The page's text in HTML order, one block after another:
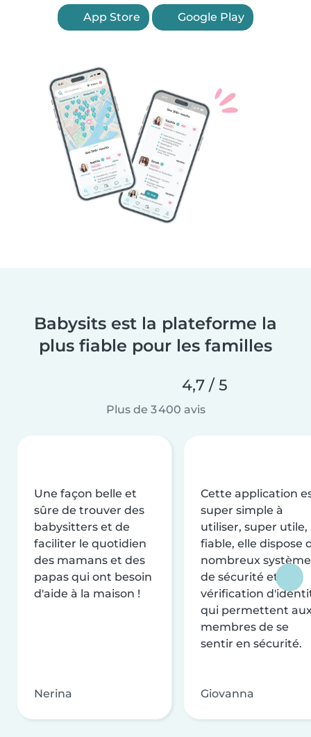
App Store Google Play
Babysits est la plateforme la
plus fiable pour les familles
4,7 / 5
Plus de 3 400 avis
Une façon belle et
sûre de trouver des
babysitters et de
faciliter le quotidien
des mamans et des
papas qui ont besoin
d'aide à la maison !
Nerina
Cette application
super simple à
utiliser, super utile,
fiable, elle dispose
nombreux
de sécurité et de
vérification
qui permettent
membres de se
sentir en sécurité.
Giovanna